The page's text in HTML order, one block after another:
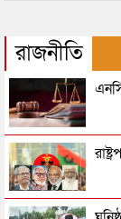
রাজনীতি